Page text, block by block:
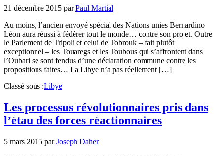
21 décembre 2015 parPaul Martial
Au moins, l’ancien envoyé spécial des Nations unies Bernardino
Léon aura réussi à fédérer tout le monde… contre son projet. Outre
le Parlement de Tripoli et celui de Tobrouk – fait plutôt
exceptionnel – les Touaregs et les Toubous qui s’affrontent dans
l’Oubari se sont fendus d’une déclaration commune contre les
propositions faites… La Libye n’a pas réellement […]
Classé sous :Libye
Les processus révolutionnaires pris dans
l’étau des forces réactionnaires
5 mars 2015 parJoseph Daher